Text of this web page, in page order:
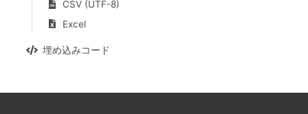
CSV (UTF-8)
Excel
埋め込みコード